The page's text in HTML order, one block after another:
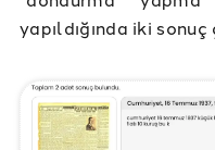
yapıldığında iki sonuç